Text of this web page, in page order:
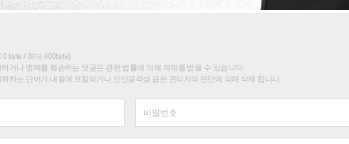
byte / 최대 400byte)
거나 명예를 훼손하는 댓글은 관련 법률에 의해 제재를 받을 수 있습니다.
하는 단어가 내용에 포함되거나 인신공격성 글은 관리자의 판단에 의해 삭제 합니다.